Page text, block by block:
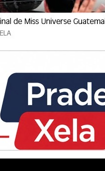
(PNC) permitió
Civil (PNC) permitió